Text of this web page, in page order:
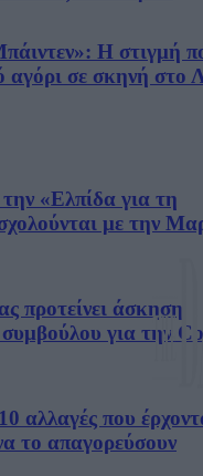
Η στιγμή
αγόρι σε σκηνή στο
«Ελπίδα για τη
με την
προτείνει άσκηση
για την
αλλαγές που
το απαγορεύσουν